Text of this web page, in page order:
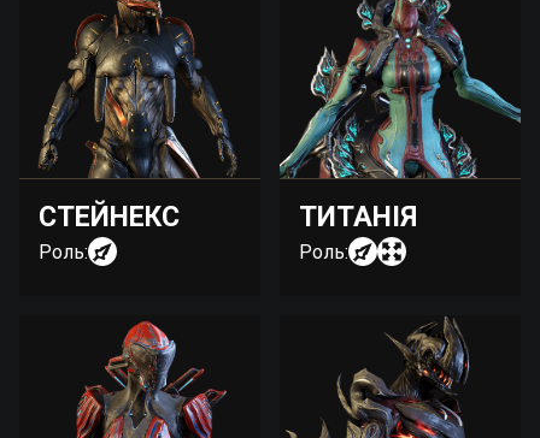
СТЕЙНЕКС
Роль:
ТИТАНІЯ
Роль: